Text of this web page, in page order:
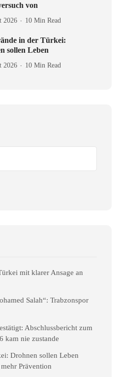
von
2026 10 Min Read
in der Türkei:
sollen Leben
2026 10 Min Read
mit klarer Ansage an
Salah“: Trabzonspor
Abschlussbericht zum
kam nie zustande
Drohnen sollen Leben
Prävention